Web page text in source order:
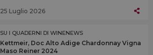
25 Luglio 2026
SU I QUADERNI DI WINENEWS
Kettmeir, Doc Alto Adige Chardonnay Vigna
Maso Reiner 2024